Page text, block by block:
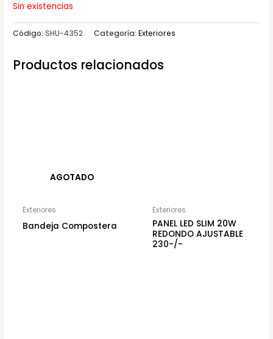
Sin existencias
Código:SHU-4352 Categoría:Exteriores
Productos relacionados
AGOTADO
Exteriores
Bandeja Compostera
Exteriores
PANEL LED SLIM 20W
REDONDO AJUSTABLE
230-/-